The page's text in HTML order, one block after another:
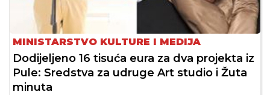
MINISTARSTVO KULTURE I MEDIJA
Dodijeljeno 16 tisuća eura za dva projekta iz
Pule: Sredstva za udruge Art studio i Žuta
minuta